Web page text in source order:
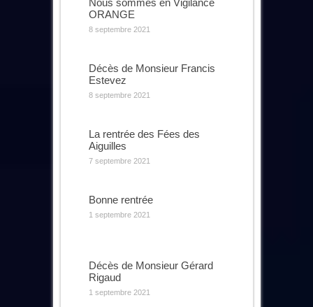
ORANGE
8 septembre 2021
Décès de Monsieur Francis
Estevez
8 septembre 2021
La rentrée des Fées des
Aiguilles
7 septembre 2021
Bonne rentrée
1 septembre 2021
Décès de Monsieur Gérard
Rigaud
1 septembre 2021